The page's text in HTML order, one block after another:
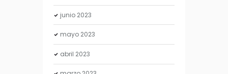
junio 2023
mayo 2023
abril 2023